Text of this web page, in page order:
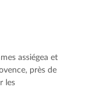
assiégea et
près de
les